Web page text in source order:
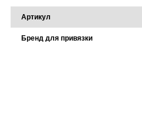
Артикул
Бренд для привязки